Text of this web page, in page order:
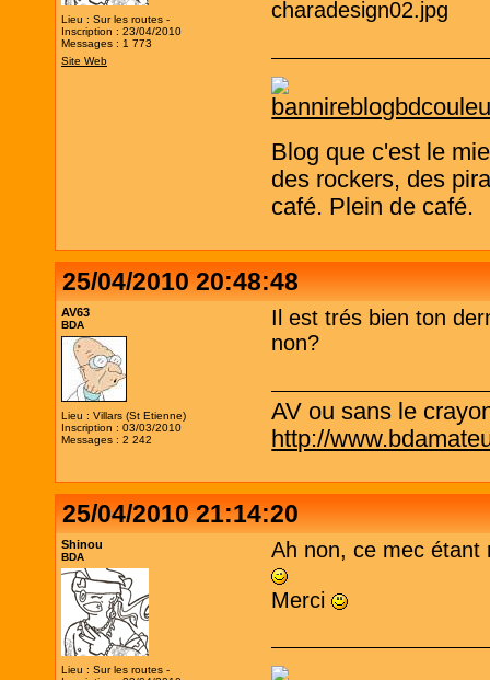
Lieu : Sur les routes -
Inscription : 23/04/2010
Messages : 1 773
Site Web
Blog que c'est le
des rockers, des
café. Plein de café.
25/04/2010 20:48:48
AV63
BDA
Lieu : Villars (St Etienne)
Inscription : 03/03/2010
Messages : 2 242
Il est trés bien ton
non?
AV ou sans le
http://
25/04/2010 21:14:20
Shinou
BDA
Lieu : Sur les routes -
Ah non, ce mec étant
Merci